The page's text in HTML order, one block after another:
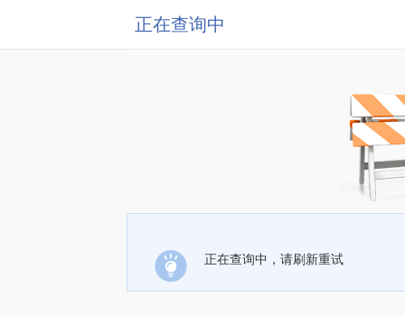
正在查询中
正在查询中，请刷新重试